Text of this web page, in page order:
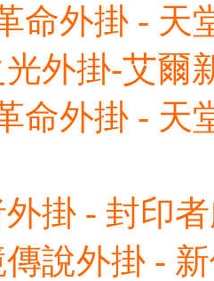
命外掛 - 天
外掛-艾爾
命外掛 - 天
掛 - 封印
說外掛 -